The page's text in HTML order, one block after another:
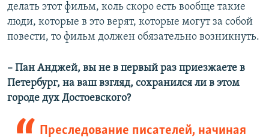
делать этот фильм, коль скоро есть вообще такие
люди, которые в это верят, которые могут за собой
повести, то фильм должен обязательно возникнуть.
– Пан Анджей, вы не в первый раз приезжаете в
Петербург, на ваш взгляд, сохранился ли в этом
городе дух Достоевского?
Преследование писателей, начиная